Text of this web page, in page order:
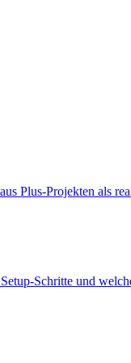
Plus-Projekten als
Schritte und